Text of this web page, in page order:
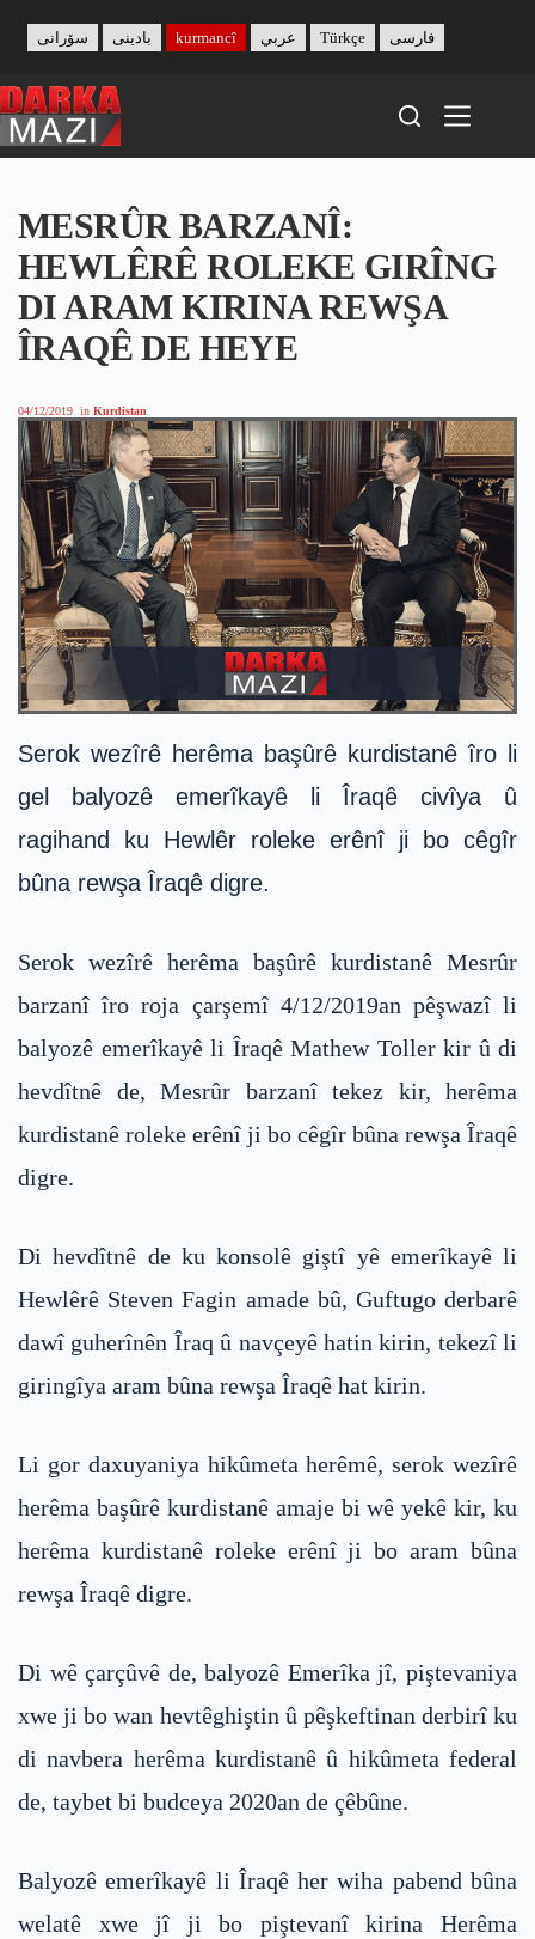
content
بادینی سۆرانی kurmancî عربي Türkçe فارسی
MESRÛR BARZANÎ:
HEWLÊRÊ ROLEKE GIRÎNG
DI ARAM KIRINA REWŞA
ÎRAQÊ DE HEYE
04/12/2019 in Kurdistan
Serok wezîrê herêma başûrê kurdistanê îro li
gel balyozê emerîkayê li Îraqê civîya û
ragihand ku Hewlêr roleke erênî ji bo cêgîr
bûna rewşa Îraqê digre.
Serok wezîrê herêma başûrê kurdistanê Mesrûr
barzanî îro roja çarşemî 4/12/2019an pêşwazî li
balyozê emerîkayê li Îraqê Mathew Toller kir û di
hevdîtnê de, Mesrûr barzanî tekez kir, herêma
kurdistanê roleke erênî ji bo cêgîr bûna rewşa Îraqê
digre.
Di hevdîtnê de ku konsolê giştî yê emerîkayê li
Hewlêrê Steven Fagin amade bû, Guftugo derbarê
dawî guherînên Îraq û navçeyê hatin kirin, tekezî li
giringîya aram bûna rewşa Îraqê hat kirin.
Li gor daxuyaniya hikûmeta herêmê, serok wezîrê
herêma başûrê kurdistanê amaje bi wê yekê kir, ku
herêma kurdistanê roleke erênî ji bo aram bûna
rewşa Îraqê digre.
Di wê çarçûvê de, balyozê Emerîka jî, piştevaniya
xwe ji bo wan hevtêghiştin û pêşkeftinan derbirî ku
di navbera herêma kurdistanê û hikûmeta federal
de, taybet bi budceya 2020an de çêbûne.
Balyozê emerîkayê li Îraqê her wiha pabend bûna
welatê xwe jî ji bo piştevanî kirina Herêma